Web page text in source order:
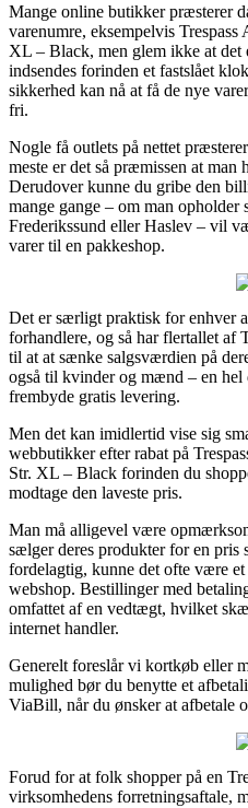
Mange online butikker præsterer
varenumre, eksempelvis
XL – Black, men glem ikke at det
indsendes forinden et fastslået
sikkerhed kan nå at få de nye
fri.
Nogle få outlets på nettet
meste er det så præmissen at
Derudover kunne du gribe den
mange gange – om man
Frederikssund eller Haslev – vil
varer til en pakkeshop.
Det er særligt praktisk for enhver
forhandlere, og så har flertallet af
til at at sænke salgsværdien på
også til kvinder og mænd – en hel
frembyde gratis levering.
Men det kan imidlertid vise sig
webbutikker efter rabat på
Str. XL – Black forinden du
modtage den laveste pris.
Man må alligevel være
sælger deres produkter for en pris
fordelagtig, kunne det ofte være
webshop. Bestillinger med
omfattet af en vedtægt, hvilket
internet handler.
Generelt foreslår vi kortkøb eller
mulighed bør du benytte et
ViaBill, når du ønsker at afbetale
Forud for at folk shopper på en
virksomhedens forretningsaftale,